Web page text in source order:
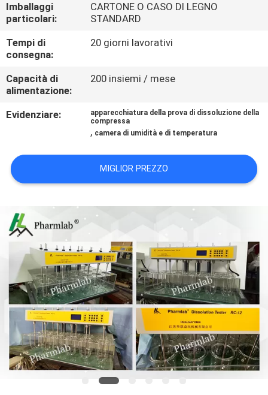
CONTATTICI
NOTIZIE
RICHIEDA
UNA
MAPPA
SITO
PRIVACY
POLICY
Imballaggi
particolari:
CARTONE O CASO DI LEGNO
STANDARD
Tempi di
consegna:
20 giorni lavorativi
Capacità di
alimentazione:
200 insiemi / mese
Evidenziare:
apparecchiatura della prova di dissoluzione della
compressa
, camera di umidità e di temperatura
MIGLIOR PREZZO